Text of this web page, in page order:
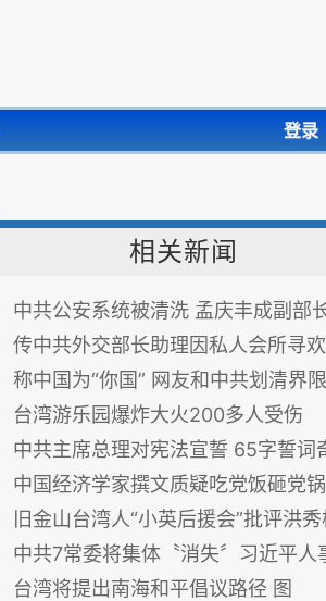
登录
相关新闻
中共公安系统被清洗 孟庆丰成副部
传中共外交部长助理因私人会所寻
称中国为“你国” 网友和中共划清界
台湾游乐园爆炸大火200多人受伤
中共主席总理对宪法宣誓 65字誓词奇缺一味
中国经济学家撰文质疑吃党饭砸党
旧金山台湾人“小英后援会”批评洪秀柱“一中同表”是两
中共7常委将集体〝消失〞习近平人事大布局
台湾将提出南海和平倡议路径 图